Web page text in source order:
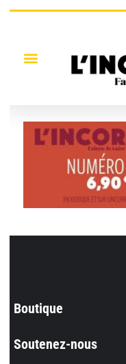
Boutique
Soutenez-nous